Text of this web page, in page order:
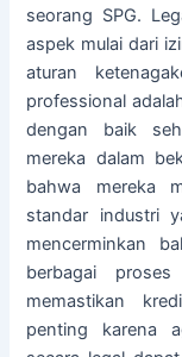
seorang SPG.
aspek mulai dari
aturan
professional
dengan baik
mereka dalam
bahwa mereka
standar industri
mencerminkan
berbagai
memastikan
penting karena